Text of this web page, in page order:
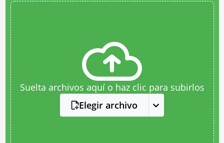
Suelta archivos aquí o haz clic para subirlos
Elegir archivo